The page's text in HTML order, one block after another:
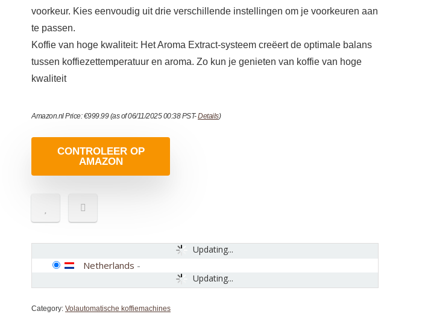
voorkeur. Kies eenvoudig uit drie verschillende instellingen om je voorkeuren aan
te passen.
Koffie van hoge kwaliteit: Het Aroma Extract-systeem creëert de optimale balans
tussen koffiezettemperatuur en aroma. Zo kun je genieten van koffie van hoge
kwaliteit
Amazon.nl Price:€999.99(as of 06/11/2025 00:38 PST-Details)
CONTROLEER OP
AMAZON
Updating...
Updating...
Netherlands -
Category: Volautomatische koffiemachines